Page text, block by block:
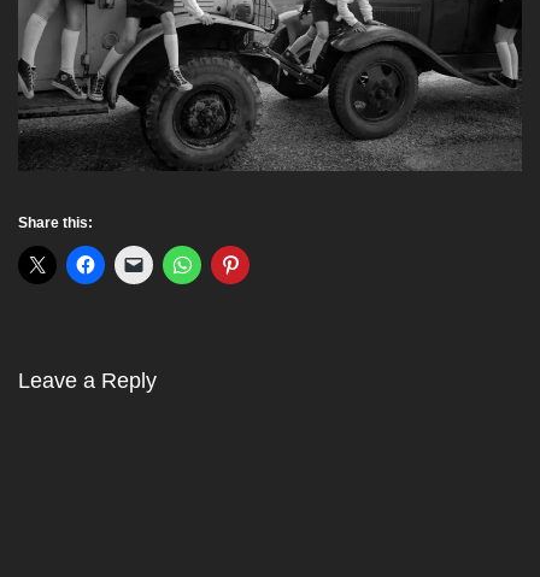
Share this:
Leave a Reply